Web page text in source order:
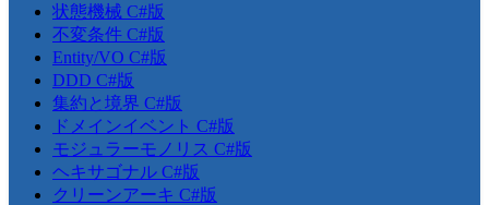
状態機械 C#版
不変条件 C#版
Entity/VO C#版
DDD C#版
集約と境界 C#版
ドメインイベント C#版
モジュラーモノリス C#版
ヘキサゴナル C#版
クリーンアーキ C#版